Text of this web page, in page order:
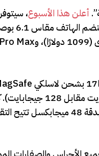
أعلن هذا الأسبوع
17 وضعف مساحة